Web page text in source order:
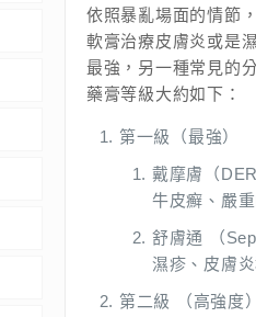
依照暴亂場面的情節
軟膏治療皮膚炎或是
最強，另一種常見的
藥膏等級大約如下：
第一級（最強）
戴摩膚（
牛皮癬、嚴
舒膚通 （
濕疹、皮膚
第二級 （高強度）